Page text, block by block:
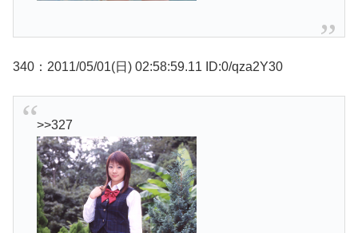
340：2011/05/01(日) 02:58:59.11 ID:0/qza2Y30
>>327